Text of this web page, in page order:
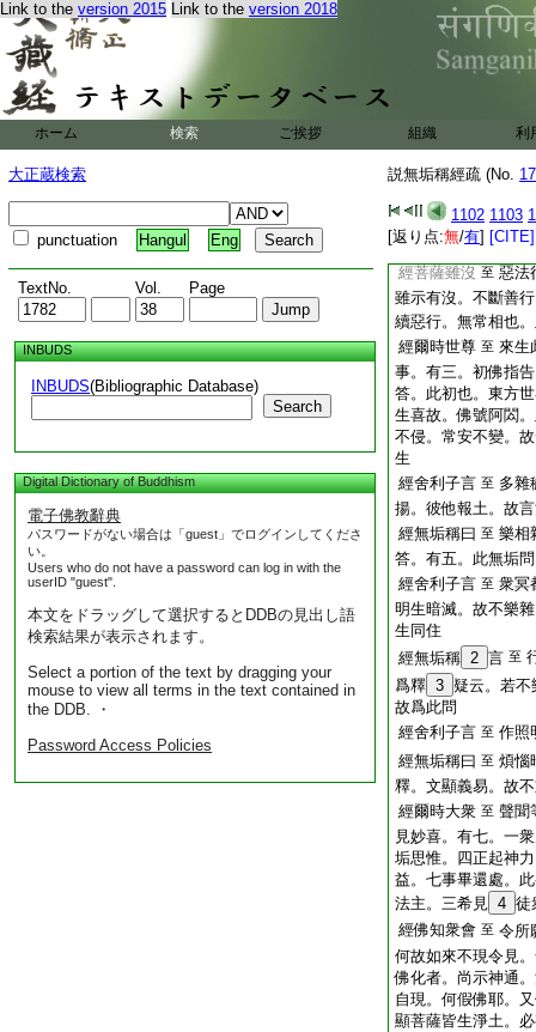
Link to the version 2015 Link to the version 2018
ホーム 検索 ご挨拶 組織 利
大正蔵検索
punctuation Hangul Eng
TextNo. Vol. Page
INBUDS
INBUDS(Bibliographic Database)
Search
Digital Dictionary of Buddhism
電子佛教辭典
パスワードがない場合は「guest」でログインしてくださ
い。
Users who do not have a password can log in with the
userID "guest".
本文をドラッグして選択するとDDBの見出し語
検索結果が表示されます。
Select a portion of the text by dragging your
mouse to view all terms in the text contained in
the DDB. ・
Password Access Policies
説無垢稱經疏 (No.
1102 1103
[返り点:無/有] [CITE]
化既非眞。故無生沒
經無垢稱言
如幻
教爲問。以徴義宗
經舍利子言如是如
以理等已無沒
二。初直例。後顯
經又舍利子
至 諸行
二。初別解沒生之
爲諸行死斷滅相。生
非常斷。似彼二相
經菩薩雖沒 至 惡法
雖示有沒。不斷善
續惡行。無常相也
經爾時世尊 至 來生
事。有三。初佛指
答。此初也。東方
生喜故。佛號阿閦
不侵。常安不變。
生
經舍利子言 至 多
揚。彼他報土。故
經無垢稱曰 至 樂相
答。有五。此無垢問
經舍利子言 至 衆冥
明生暗滅。故不樂
生同住
經無垢稱 2 言 至
爲釋 3 疑云。若
故爲此問
經舍利子言 至 作照
經無垢稱曰 至 煩惱
釋。文顯義易。故
經爾時大衆 至 聲聞
見妙喜。有七。一
垢思惟。四正起神
益。七事畢還處。
法主。三希見 4 徒
經佛知衆會 至 令所
何故如來不現令見
佛化者。尚示神通
自現。何假佛耶。
顯菩薩皆生淨土。